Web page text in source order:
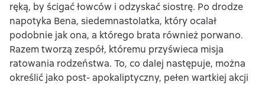
ręką, by ścigać łowców i odzyskać siostrę. Po drodze
napotyka Bena, siedemnastolatka, który ocalał
podobnie jak ona, a którego brata również porwano.
Razem tworzą zespół, któremu przyświeca misja
ratowania rodzeństwa. To, co dalej następuje, można
określić jako post- apokaliptyczny, pełen wartkiej akcji